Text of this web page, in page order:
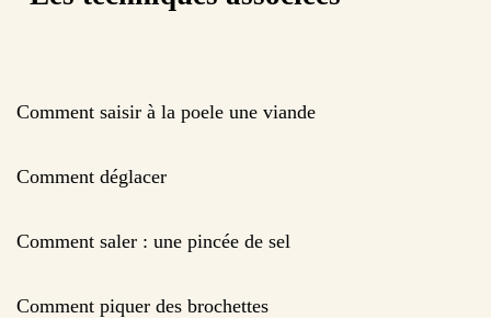
Comment saisir à la poele une viande
Comment déglacer
Comment saler : une pincée de sel
Comment piquer des brochettes